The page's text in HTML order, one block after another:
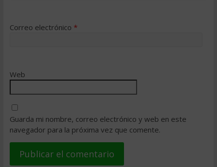
Correo electrónico *
Web
Guarda mi nombre, correo electrónico y web en este
navegador para la próxima vez que comente.